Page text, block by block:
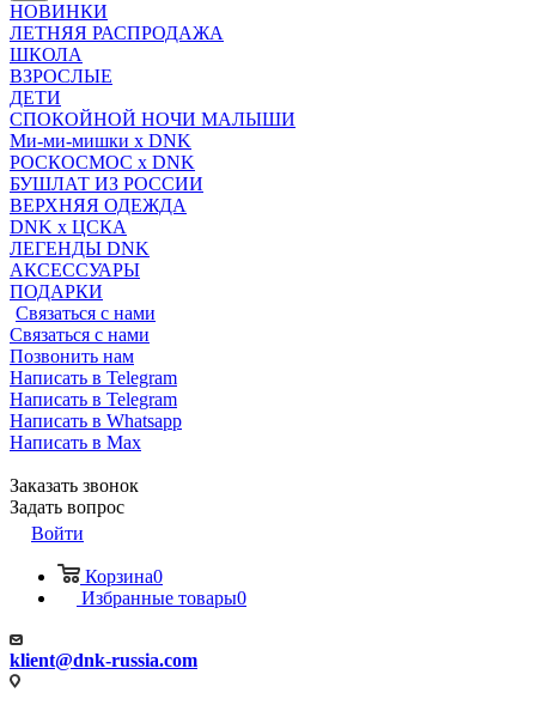
НОВИНКИ
ЛЕТНЯЯ РАСПРОДАЖА
ШКОЛА
ВЗРОСЛЫЕ
ДЕТИ
СПОКОЙНОЙ НОЧИ МАЛЫШИ
Ми-ми-мишки x DNK
РОСКОСМОС x DNK
БУШЛАТ ИЗ РОССИИ
ВЕРХНЯЯ ОДЕЖДА
DNK x ЦСКА
ЛЕГЕНДЫ DNK
АКСЕССУАРЫ
ПОДАРКИ
Связаться с нами
Связаться с нами
Позвонить нам
Написать в Telegram
Написать в Telegram
Написать в Whatsapp
Написать в Max
Заказать звонок
Задать вопрос
Войти
Корзина0
Избранные товары0
klient@dnk-russia.com